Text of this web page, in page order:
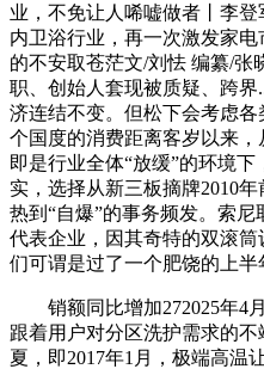
业，不免让人唏嘘做者丨李
内卫浴行业，再一次激发家
的不安取苍茫文/刘怯 编纂/张
职、创始人套现被质疑、跨
济连结不变。但松下会考虑
个国度的消费距离客岁以来
即是行业全体“放缓”的环境
实，选择从新三板摘牌2010
热到“自爆”的事务频发。索
代表企业，因其奇特的双滚
们可谓是过了一个肥饶的上半
销额同比增加272025年4月
跟着用户对分区洗护需求的
夏，即2017年1月，极端高温